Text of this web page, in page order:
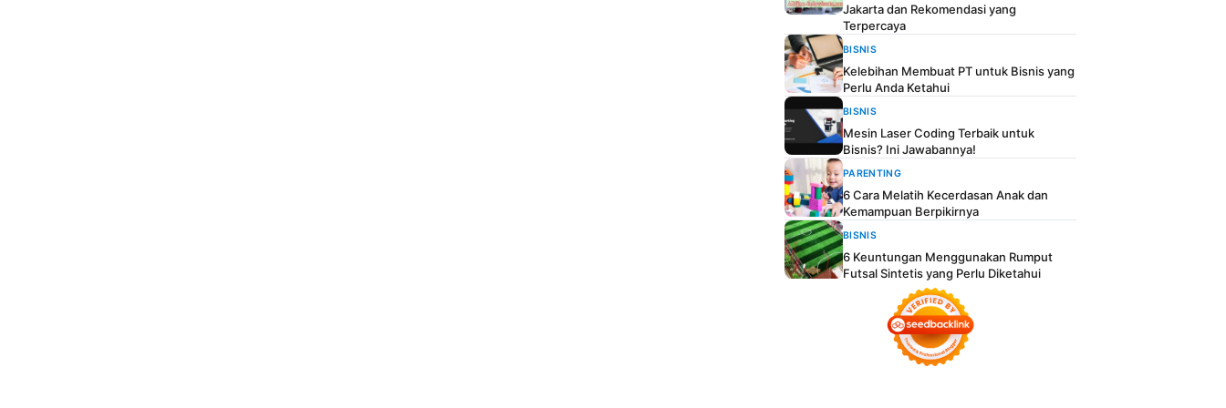
Jakarta dan Rekomendasi yang
Terpercaya
BISNIS
Kelebihan Membuat PT untuk Bisnis yang
Perlu Anda Ketahui
BISNIS
Mesin Laser Coding Terbaik untuk
Bisnis? Ini Jawabannya!
PARENTING
6 Cara Melatih Kecerdasan Anak dan
Kemampuan Berpikirnya
BISNIS
6 Keuntungan Menggunakan Rumput
Futsal Sintetis yang Perlu Diketahui